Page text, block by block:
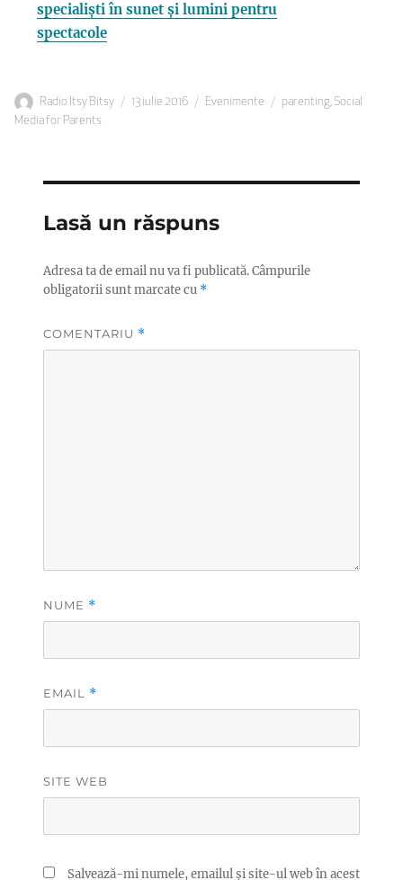
specialiști în sunet și lumini pentru
spectacole
Autor
Radio Itsy Bitsy
Publicat
13 iulie 2016 Categorii
Evenimente Etichete
parenting,Social
Media for Parents
Lasă un răspuns
Adresa ta de email nu va fi publicată.Câmpurile
obligatorii sunt marcate cu *
COMENTARIU *
NUME *
EMAIL *
SITE WEB
Salvează-mi numele, emailul și site-ul web în acest